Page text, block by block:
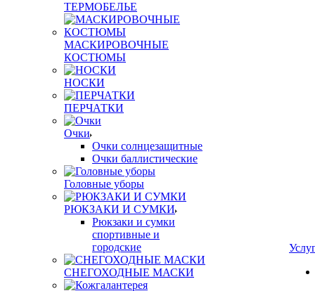
ТЕРМОБЕЛЬЕ
МАСКИРОВОЧНЫЕ
КОСТЮМЫ
НОСКИ
ПЕРЧАТКИ
Очки
Очки солнцезащитные
Очки баллистические
Головные уборы
РЮКЗАКИ И СУМКИ
Рюкзаки и сумки
спортивные и
городские
СНЕГОХОДНЫЕ МАСКИ